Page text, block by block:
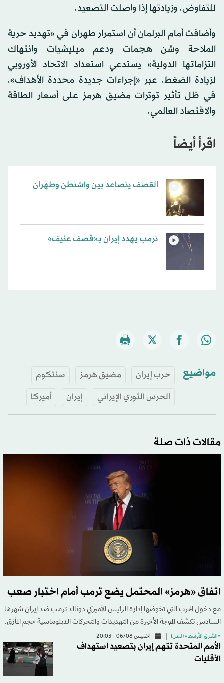
للتفاوض، وزيادتها إذا واصلت التصعيد.
وأضافت أمام البرلمان أن استمرار طهران في «تهديد حرية
الملاحة وشن هجمات ودعم ميليشيات وانتهاك
التزاماتها الدولية» يستدعي استعداد الاتحاد الأوروبي
لزيادة الضغط، عبر «إجراءات جديدة محددة الأهداف»،
في ظل تأثير توترات مضيق هرمز على أسعار الطاقة
والاقتصاد العالمي.
اقرأ أيضاً
القصف يتصاعد بين واشنطن وطهران
ترمب يهدد إيران بـ«قصف عنيف»
مواضيع حرب إيران مضيق هرمز
سنتكوم
الحرس الثوري الإيراني
إيران أميركا
مقالات ذات صلة
اتفاق «هرمز» المحتمل يضع ترمب أمام اختبار صعب
مع دخول الحرب التي تخوضها إدارة الرئيس الأميركي دونالد ترمب ضد إيران شهرها
السادس تكشف الموجة الأخيرة من التهديدات والتحركات الدبلوماسية حجم المأزق.
«الشرق الأوسط» (لندن) الخميس 06/08 - 20:03
الأمم المتحدة تتهم إيران بتصعيد استهداف
الأقليات